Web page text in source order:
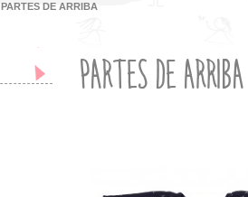
PARTES DE ARRIBA
PARTES DE ARRIBA